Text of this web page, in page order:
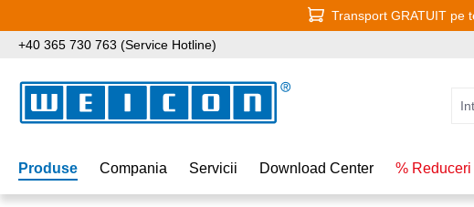
Transport GRATUIT pe
+40 365 730 763 (Service Hotline)
Produse Compania Servicii Download Center % Reduceri